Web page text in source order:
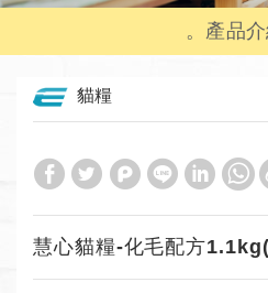
產品
貓糧
慧心貓糧-化毛配方